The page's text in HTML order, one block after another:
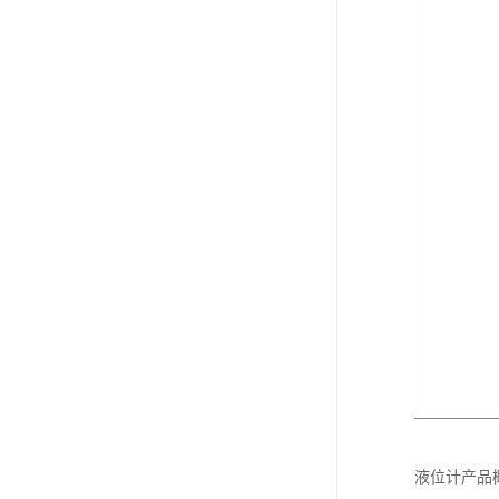
液位计产品